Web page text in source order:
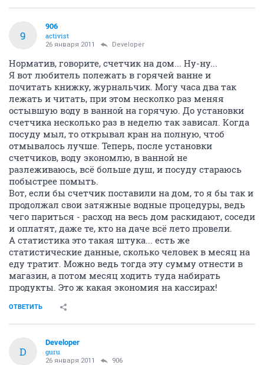
9
906
activist
26 января 2011 Developer
Норматив, говорите, счетчик на дом... Ну-ну...
Я вот любитель полежать в горячей ванне и
почитать книжку, журнальчик. Могу часа два так
лежать и читать, при этом несколко раз меняя
остывшую воду в ванной на горячую. До установки
счетчика несколько раз в неделю так зависал. Когда
посуду мыл, то открывал кран на полную, чтоб
отмывалось лучше. Теперь, после установки
счетчиков, воду экономлю, в ванной не
разлеживаюсь, всё больше душ, и посуду стараюсь
побыстрее помыть.
Вот, если бы счетчик поставили на дом, то я бы так и
продолжал свои затяжные водные процедуры, ведь
чего париться - расход на весь дом раскидают, соседи
и оплатят, даже те, кто на даче всё лето провели.
А статистика это такая штука... есть же
статистические данные, сколько человек в месяц на
еду тратит. Можно ведь тогда эту сумму отнести в
магазин, а потом месяц ходить туда набирать
продукты. Это ж какая экономия на кассирах!
ОТВЕТИТЬ
D
Developer
guru
26 января 2011 906